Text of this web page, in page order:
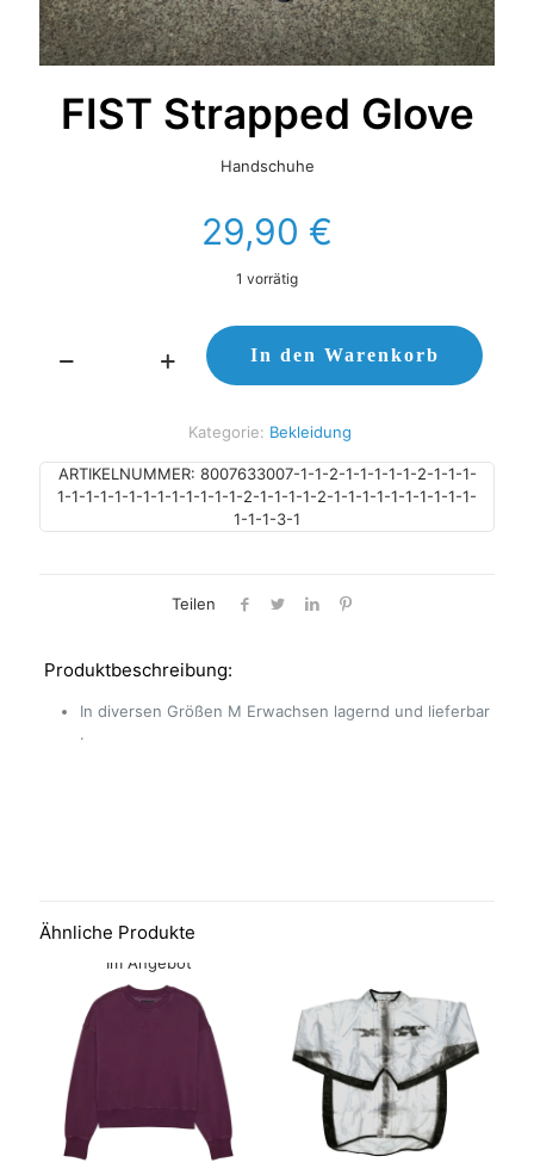
FIST Strapped Glove
Handschuhe
29,90 €
1 vorrätig
FIST
In den Warenkorb
ARTIKELNUMMER: 8007633007-1-1-2-1-1-1-1-1-2-1-1-1-
1-1-1-1-1-1-1-1-1-1-1-1-1-2-1-1-1-1-2-1-1-1-1-1-1-1-1-1-1-
1-1-1-3-1
Kategorie: Bekleidung
Teilen
Produktbeschreibung:
In diversen Größen M Erwachsen lagernd und lieferbar
.
Ähnliche Produkte
Im Angebot